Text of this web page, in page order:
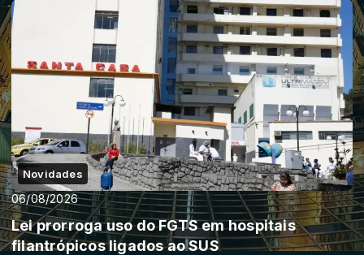
Novidades
06/08/2026
Lei prorroga uso do FGTS em hospitais
filantrópicos ligados ao SUS